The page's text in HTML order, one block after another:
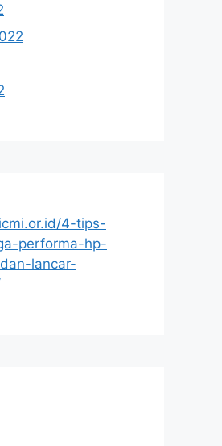
4-tips-
performa-hp-
lancar-